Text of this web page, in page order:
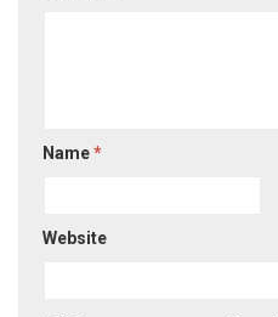
Name*
Website